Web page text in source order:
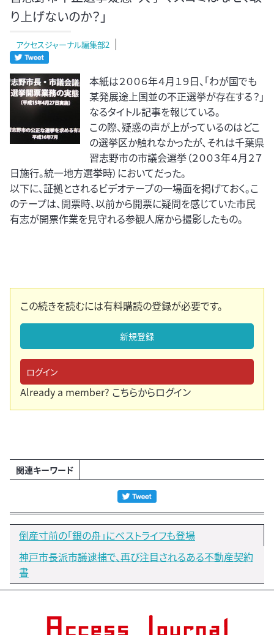
り上げないのか？」
アクセスジャーナル編集部2
本紙は２００６年４月１９日、「わが国でも
某発展途上国並の不正選挙が存在する？」
なるタイトル記事を報じている。
この際、疑惑の声が上がっているのはどこ
の選挙区か触れなかったが、それは千葉県
習志野市の市議会選挙（２００３年４月２７
日施行。統一地方選挙時）においてだった。
以下に、証拠とされるビデオテープの一場面を掲げておく。こ
のテープは、開票時、以前から開票に疑問を感じていた市民
有志が開票作業を見守れる参観人席から撮影したもの。
この続きを読むには有料購読の登録が必要です。
新規登録
ログイン
Already a member? こちらからログイン
関連キーワード
倒産寸前の「銀の舟」にベストライフも登場
神戸市長派市議逮捕で、再び注目されるある不動産契約
書